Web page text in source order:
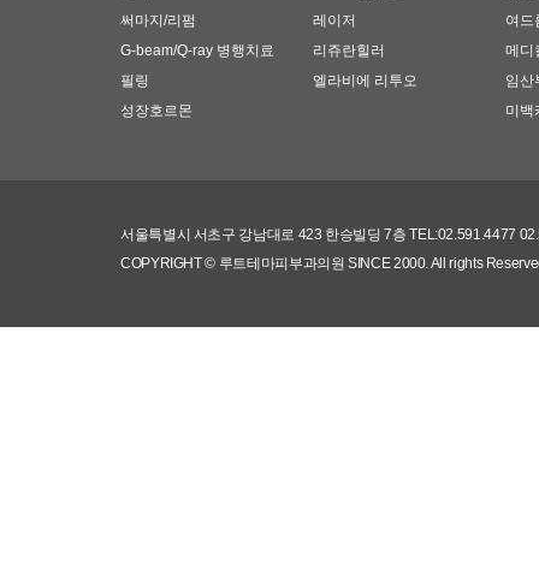
써마지/리펌
G-beam/Q-ray 병행치료
필링
성장호르몬
레이저
리쥬란힐러
엘라비에 리투오
여드
메디
임산
미백
서울특별시 서초구 강남대로 423 한승빌딩 7층 TEL:02.591.4477
COPYRIGHT © 루트테마피부과의원 SINCE 2000.All rights